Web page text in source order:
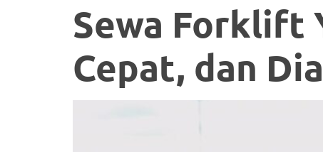
Sewa Forklift
Cepat, dan